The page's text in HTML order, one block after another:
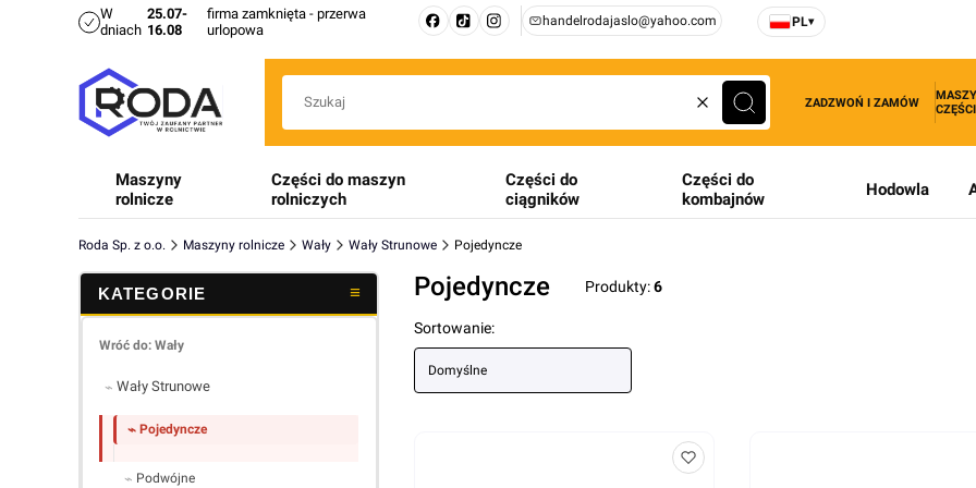
W
dniach
25.07-
16.08
firma zamknięta - przerwa
urlopowa
handelrodajaslo@yahoo.com PL▾
WyczyśćSzukaj
ZADZWOŃ I ZAMÓW
Maszyny
rolnicze
Części do maszyn
rolniczych
Części do
ciągników
Części do
kombajnów
Hodowla
Roda Sp. z o.o. Maszyny rolnicze Wały Wały Strunowe Pojedyncze
Wróć do: Wały
Wały Strunowe
Pojedyncze
Podwójne
Pojedyncze Produkty:6
Lista produktów
Sortowanie:
Domyślne